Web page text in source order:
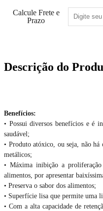
Calcule Frete e
Prazo
Descrição do
Benefícios:
• Possui diversos benefícios e é
saudável;
• Produto atóxico, ou seja, não há
metálicos;
• Máxima inibição a
alimentos, por apresentar
• Preserva o sabor dos alimentos;
• Superfície lisa que permite uma
• Com a alta capacidade de